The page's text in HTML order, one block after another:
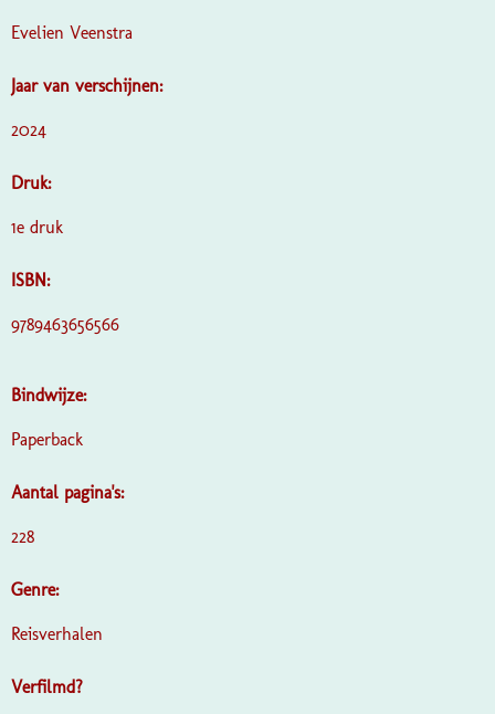
Evelien Veenstra
Jaar van verschijnen:
2024
Druk:
1e druk
ISBN:
9789463656566
Bindwijze:
Paperback
Aantal pagina's:
228
Genre:
Reisverhalen
Verfilmd?